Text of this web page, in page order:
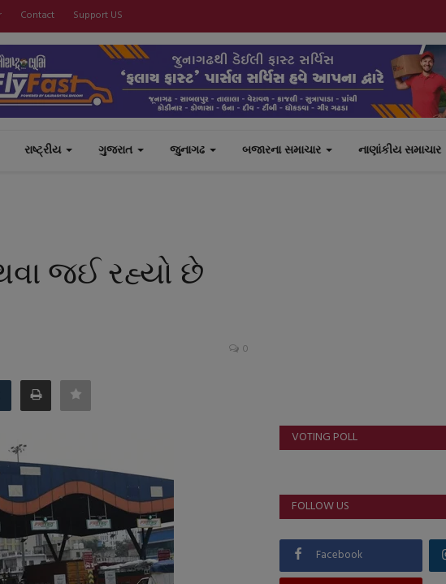
Contact Support US
રાષ્ટ્રીય ગુજરાત જુનાગઢ બજારના સમાચાર નાણાંકીય સમાચાર
જઈ રહ્યો છે
0
VOTING POLL
FOLLOW US
Facebook